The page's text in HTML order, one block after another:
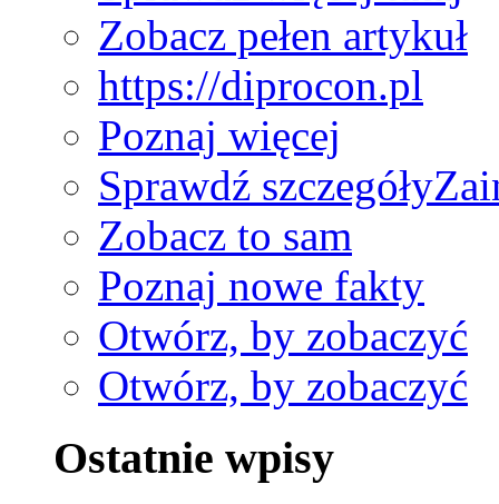
Zobacz pełen artykuł
https://diprocon.pl
Poznaj więcej
Sprawdź szczegóły
Zobacz to sam
Poznaj nowe fakty
Otwórz, by zobaczyć
Otwórz, by zobaczyć
Ostatnie wpisy